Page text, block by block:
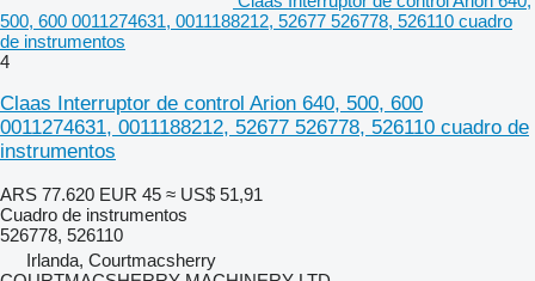
500, 600 0011274631, 0011188212, 52677 526778, 526110 cuadro
de instrumentos
4
Claas Interruptor de control Arion 640, 500, 600
0011274631, 0011188212, 52677 526778, 526110 cuadro de
instrumentos
ARS 77.620 EUR 45 ≈ US$ 51,91
Cuadro de instrumentos
526778, 526110
Irlanda, Courtmacsherry